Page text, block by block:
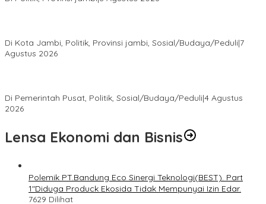
Di Kota Jambi, Politik, Provinsi jambi, Sosial/Budaya/Peduli|7
Agustus 2026
Di Pemerintah Pusat, Politik, Sosial/Budaya/Peduli|4 Agustus
2026
Lensa Ekonomi dan Bisnis
Polemik PT.Bandung Eco Sinergi Teknologi(BEST). Part
1″Diduga Produck Ekosida Tidak Mempunyai Izin Edar.
7629 Dilihat